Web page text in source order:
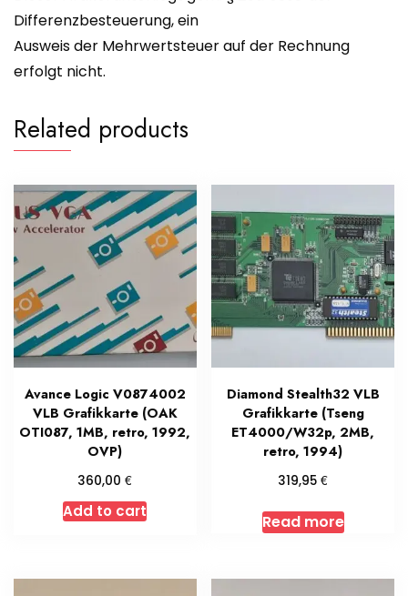
Differenzbesteuerung, ein
Ausweis der Mehrwertsteuer auf der Rechnung
erfolgt nicht.
Related products
Avance Logic V0874002
VLB Grafikkarte (OAK
OTI087, 1MB, retro, 1992,
OVP)
360,00€
Add to cart
Diamond Stealth32 VLB
Grafikkarte (Tseng
ET4000/W32p, 2MB,
retro, 1994)
319,95€
Read more